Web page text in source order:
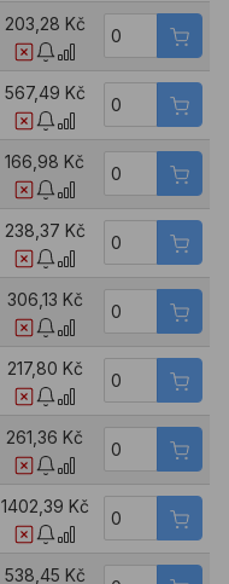
203,28 Kč
567,49 Kč
166,98 Kč
238,37 Kč
306,13 Kč
217,80 Kč
261,36 Kč
1402,39 Kč
538,45 Kč